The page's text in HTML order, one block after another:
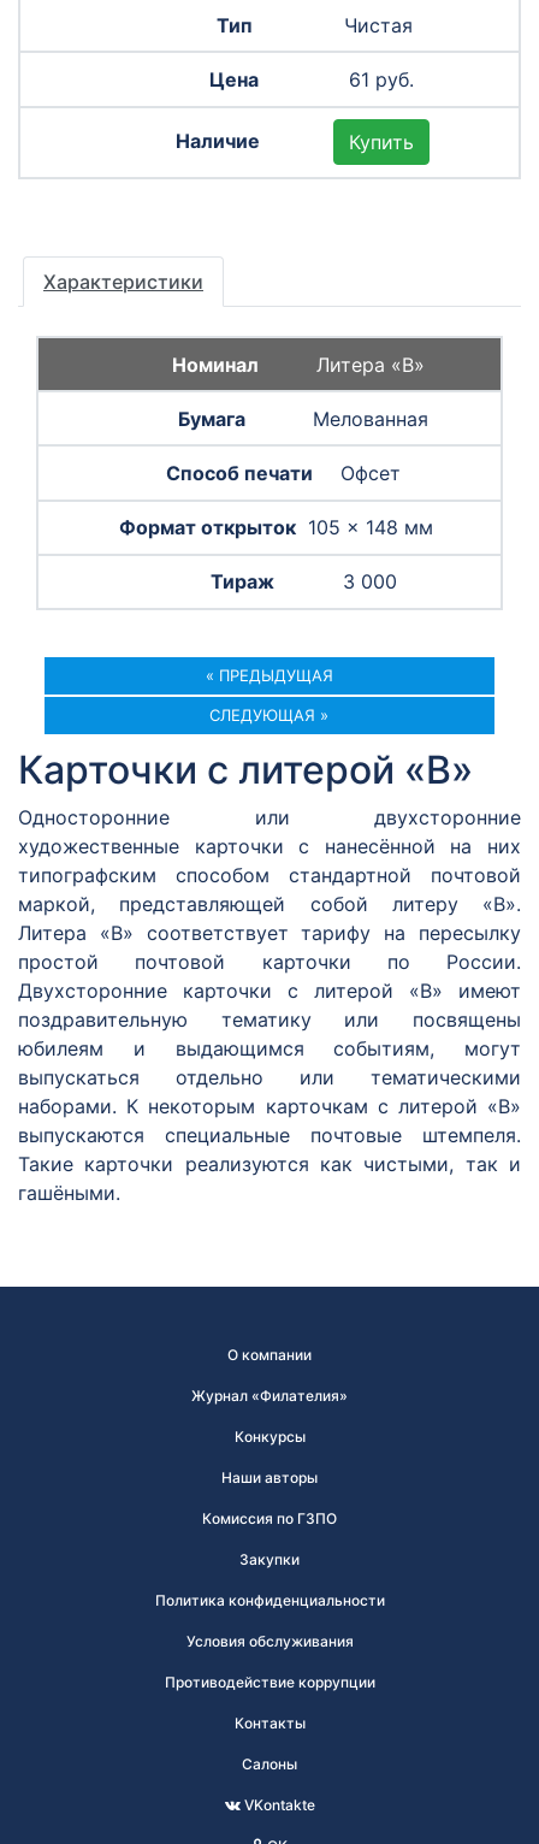
Чистая
61 руб.
Купить
Характеристики
Литера «B»
Мелованная
Офсет
105 × 148 мм
3 000
« ПРЕДЫДУЩАЯ
СЛЕДУЮЩАЯ »
Карточки с литерой «В»
Односторонние или двухсторонние
художественные карточки с нанесённой на них
типографским способом стандартной почтовой
маркой, представляющей собой литеру «В».
Литера «В» соответствует тарифу на пересылку
простой почтовой карточки по России.
Двухсторонние карточки с литерой «В» имеют
поздравительную тематику или посвящены
юбилеям и выдающимся событиям, могут
выпускаться отдельно или тематическими
наборами. К некоторым карточкам с литерой «В»
выпускаются специальные почтовые штемпеля.
Такие карточки реализуются как чистыми, так и
гашёными.
О компании
Журнал «Филателия»
Конкурсы
Наши авторы
Комиссия по ГЗПО
Закупки
Политика конфиденциальности
Условия обслуживания
Противодействие коррупции
Контакты
Салоны
VKontakte